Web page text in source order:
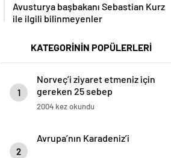
Avusturya başbakanı Sebastian Kurz
ile ilgili bilinmeyenler
KATEGORİNİN POPÜLERLERİ
1
Norveç’i ziyaret etmeniz için
gereken 25 sebep
2004 kez okundu
2
Avrupa’nın Karadeniz’i